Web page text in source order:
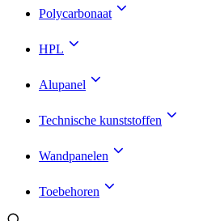
Polycarbonaat
HPL
Alupanel
Technische kunststoffen
Wandpanelen
Toebehoren